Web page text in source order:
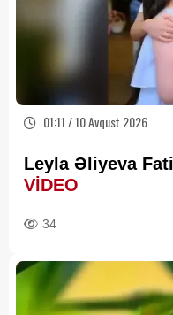
01:11 / 10 Avqust 2026
Leyla Əliyeva
VİDEO
34